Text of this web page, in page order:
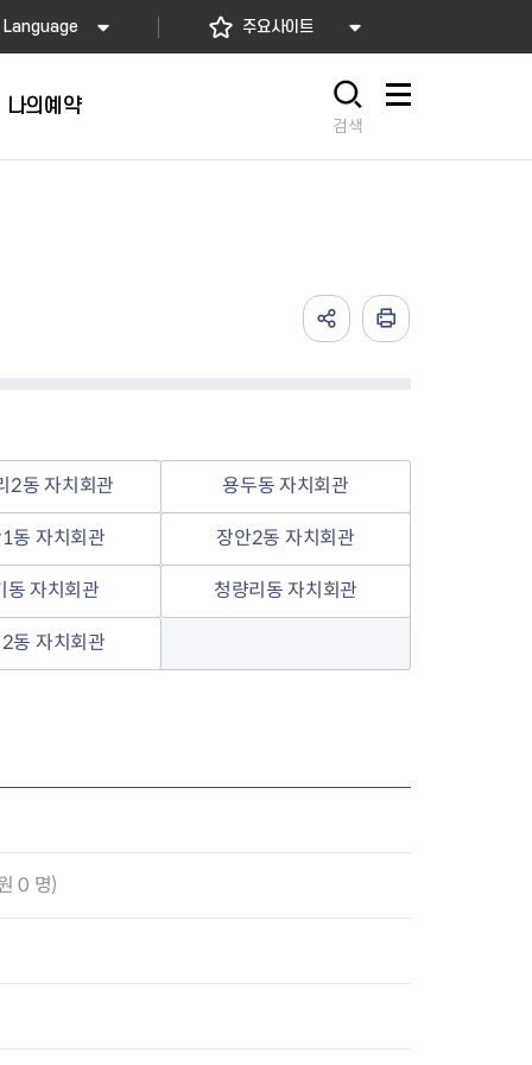
Language 주요사이트
나의예약
검색
사이트맵
2동 자치회관 용두동 자치회관
동 자치회관 장안2동 자치회관
동 자치회관 청량리동 자치회관
동 자치회관
0 명)